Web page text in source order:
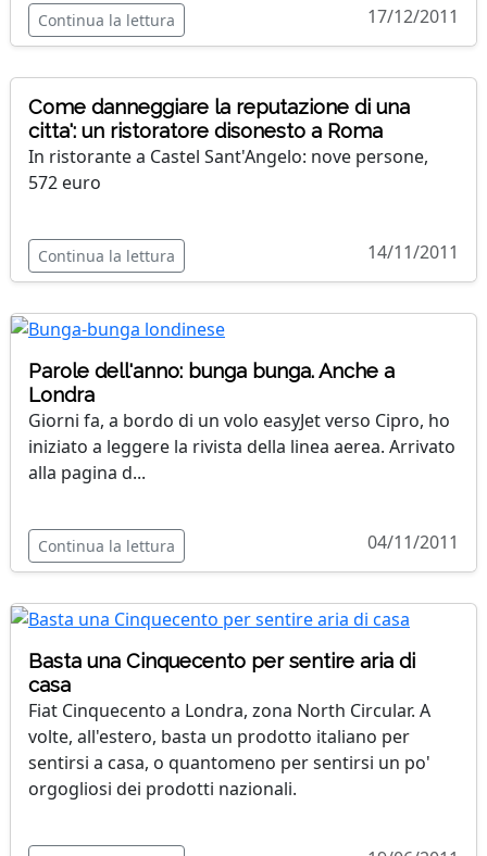
Continua la lettura 17/12/2011
Come danneggiare la reputazione di una
citta': un ristoratore disonesto a Roma
In ristorante a Castel Sant'Angelo: nove persone,
572 euro
Continua la lettura 14/11/2011
Parole dell'anno: bunga bunga. Anche a
Londra
Giorni fa, a bordo di un volo easyJet verso Cipro, ho
iniziato a leggere la rivista della linea aerea. Arrivato
alla pagina d...
Continua la lettura 04/11/2011
Basta una Cinquecento per sentire aria di
casa
Fiat Cinquecento a Londra, zona North Circular. A
volte, all'estero, basta un prodotto italiano per
sentirsi a casa, o quantomeno per sentirsi un po'
orgogliosi dei prodotti nazionali.